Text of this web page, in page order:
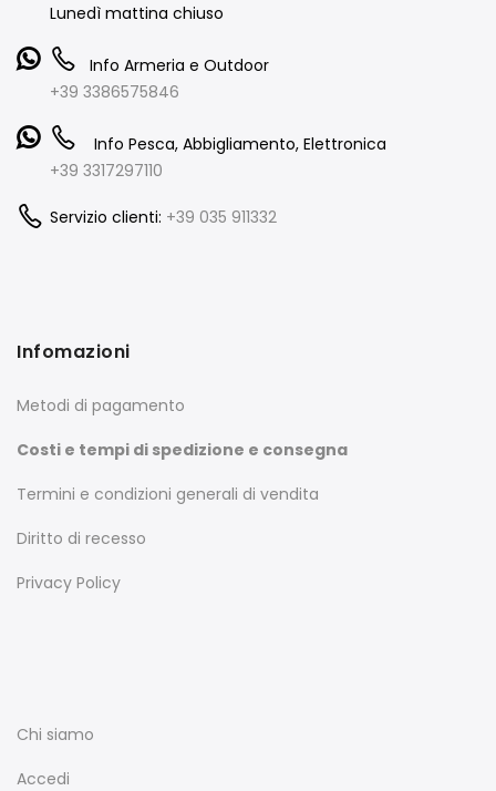
Lunedì mattina chiuso
Info Armeria e Outdoor
+39 3386575846
Info Pesca, Abbigliamento, Elettronica
+39 3317297110
Servizio clienti: +39 035 911332
Infomazioni
Metodi di pagamento
Costi e tempi di spedizione e consegna
Termini e condizioni generali di vendita
Diritto di recesso
Privacy Policy
Chi siamo
Accedi